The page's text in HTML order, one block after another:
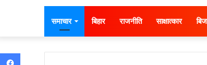
समाचार बिहार राजनीति साक्षात्कार
Facebook